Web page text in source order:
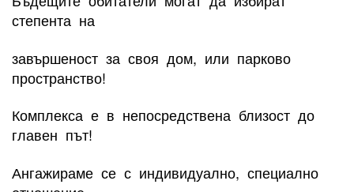
степента на
завършеност за своя дом, или парково
пространство!
Комплекса е в непосредствена близост до
главен път!
Ангажираме се с индивидуално, специално